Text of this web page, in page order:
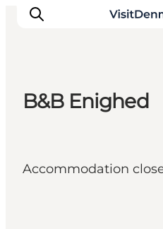
Quoi faire
B&B Enighed
Accommodation